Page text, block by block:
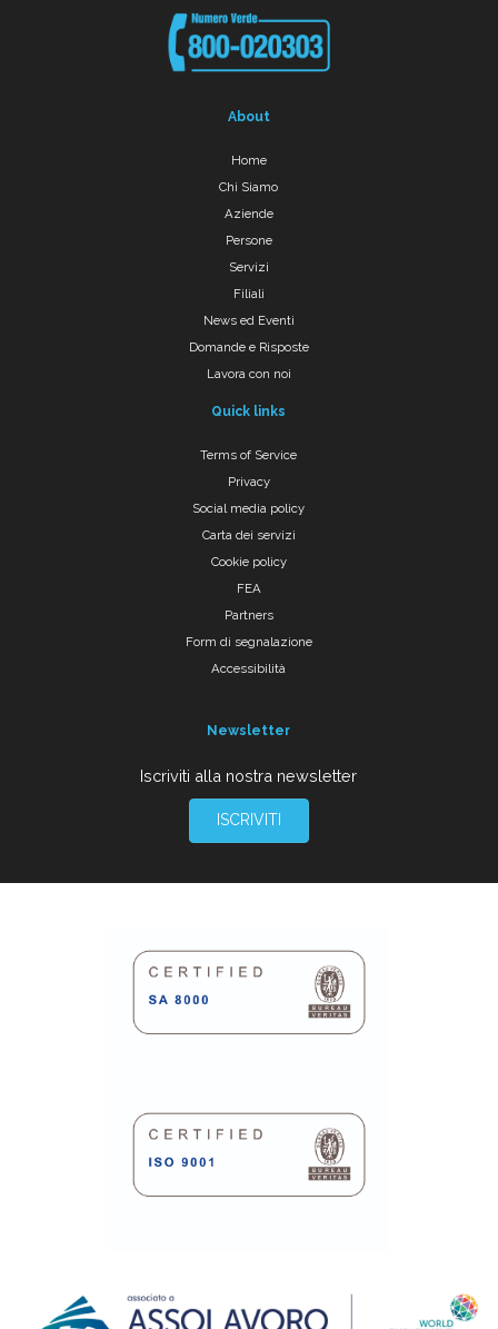
About
Home
Chi Siamo
Aziende
Persone
Servizi
Filiali
News ed Eventi
Domande e Risposte
Lavora con noi
Quick links
Terms of Service
Privacy
Social media policy
Carta dei servizi
Cookie policy
FEA
Partners
Form di segnalazione
Accessibilità
Newsletter
Iscriviti alla nostra newsletter
ISCRIVITI